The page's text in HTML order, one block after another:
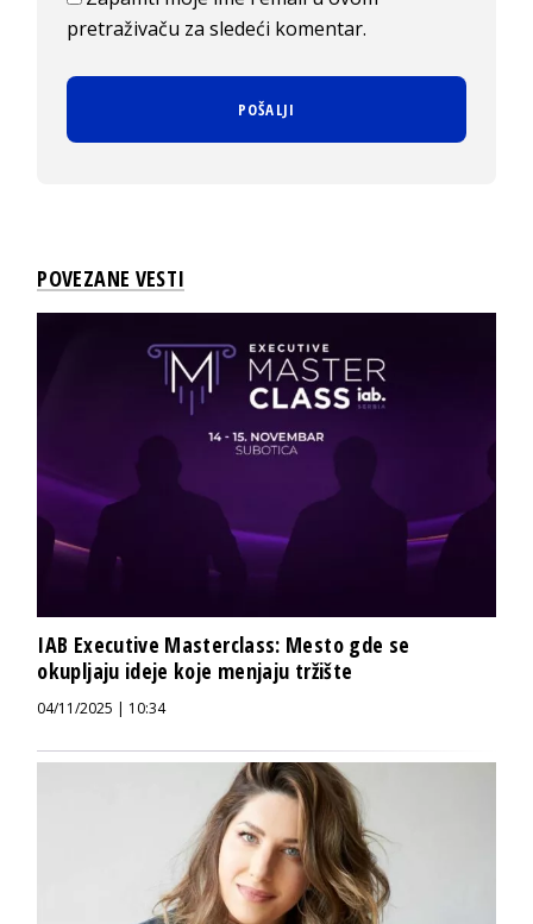
pretraživaču za sledeći komentar.
POVEZANE VESTI
IAB Executive Masterclass: Mesto gde se
okupljaju ideje koje menjaju tržište
04/11/2025 | 10:34